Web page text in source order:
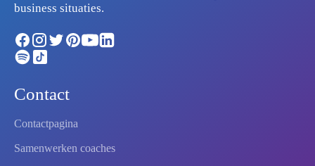
business situaties.
Contact
Contactpagina
Samenwerken coaches